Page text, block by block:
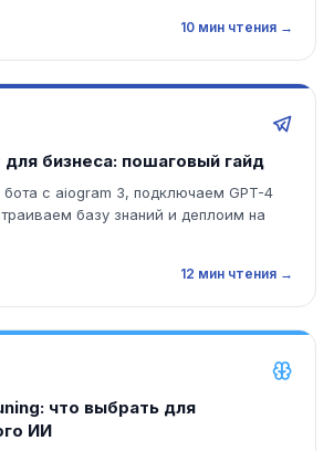
10 мин чтения →
бизнеса: пошаговый гайд
с aiogram 3, подключаем GPT-4
базу знаний и деплоим на
12 мин чтения →
что выбрать для
ИИ